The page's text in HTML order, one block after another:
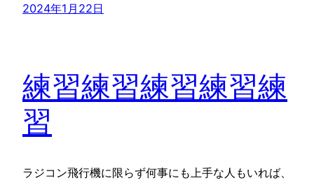
2024年1月22日
練習練習練習練習練
習
ラジコン飛行機に限らず何事にも上手な人もいれば、